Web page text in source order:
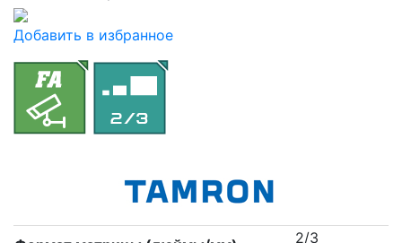
Добавить в избранное
2/3